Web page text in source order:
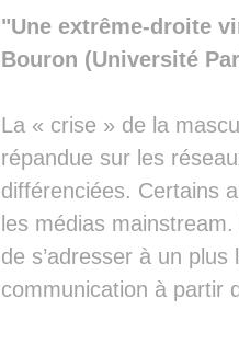
"Une extrême-droite
Bouron (Université
La « crise » de la
répandue sur les
différenciées. Certains
les médias
de s’adresser à un
communication à partir